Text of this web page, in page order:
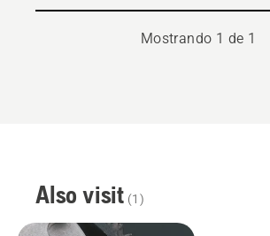
Mostrando 1 de 1
Also visit (1 )